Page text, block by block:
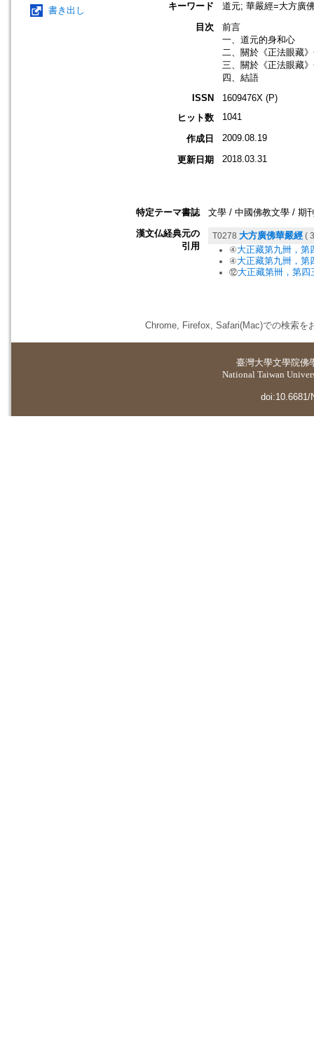
書き出し
キーワード
道元; 華嚴經=大方廣
目次
前言
一、道元的身和心
二、關於《正法眼藏
三、關於《正法眼藏
四、結語
ISSN
1609476X (P)
ヒット数
1041
作成日 2009.08.19
更新日期 2018.03.31
特定テーマ書誌
文學 / 中國佛教文學 / 期
漢文仏経典元の
引用
T0278 大方廣佛華嚴經 (
④大正藏第九卌，第
④大正藏第九卌，第
⑫大正藏第卌，第四
Chrome, Firefox, Safari(Mac)での検索を
臺灣大學文學院佛
National Taiwan
doi:10.6681/